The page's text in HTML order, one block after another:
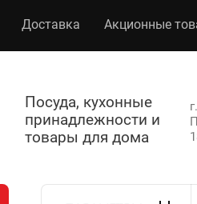
Доставка Акционные
Посуда, кухонные
принадлежности и
товары для дома